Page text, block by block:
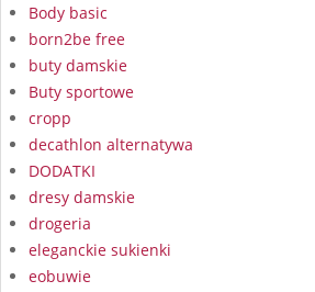
Body basic
born2be free
buty damskie
Buty sportowe
cropp
decathlon alternatywa
DODATKI
dresy damskie
drogeria
eleganckie sukienki
eobuwie